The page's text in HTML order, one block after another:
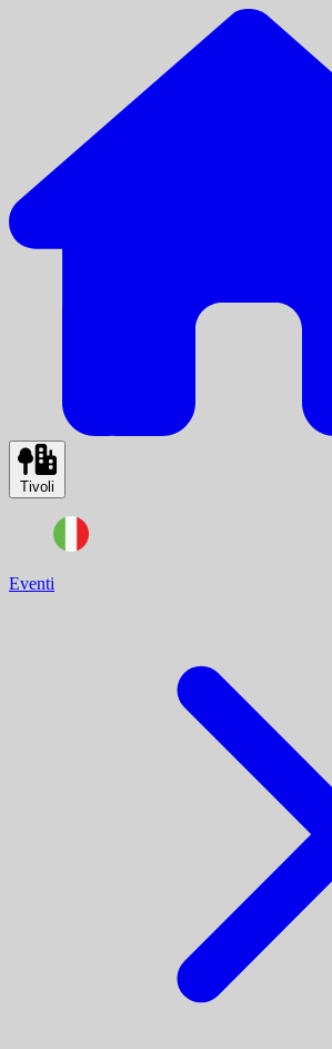
Tivoli
Eventi